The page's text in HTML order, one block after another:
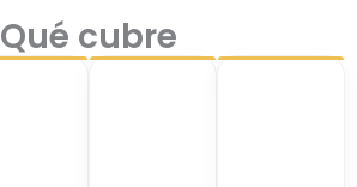
Qué cubre